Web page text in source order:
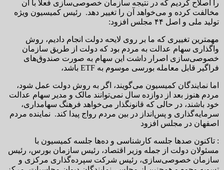
را اصلاح کردیم که در نتیجه سازمان خصوصی‌سازی فعلا با آن
مخالفت کرده و می‌خواهد آن را تغییر دهد. رئیس کمیسیون ویژه
تولید ملی و اصل ۴۴ مجلس افزود:
مهمترین تغییری که ما بر روی لایحه دولت انجام دادیم، روش
واگذاری سهام عدالت به مردم بود که دولت از طریق سازمان
خصوصی‌سازی اصرار داشت این سهام به صورت صندوق‌های
فراگیر قابل معامله بورسی موسوم به ETF باشد،
اما نمایندگان کمیسیون می‌گویند، اگر به روش دولت عمل شود،
مردم هنوز بعد از دوازده سال نمی‌توانند مالک و مدیر سهام عدالت
خود باشند، در حالی که قانونگذار می‌خواهد فرهنگ سهامداری،
سرمایه‌گذاری و پس‌انداز در بین مردم رواج پیدا کند. نماینده مردم
اصفهان در مجلس افزود
: تاکنون صدها جلسه کارشناسی و ده‌ها جلسه کمیسیون با
مسئولان دولت از جمله وزیر اقتصاد، رئیس سازمان بورس، رئیس
سازمان خصوصی‌سازی، رئیس شرکت سپرده‌گذاری مرکزی و